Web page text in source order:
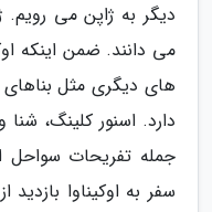
دیگر به ژاپن می
می دانند. ضمن اینکه
های دیگری مثل
دارد. اسنور کلینگ،
جمله تفریحات
سفر به اوکیناوا